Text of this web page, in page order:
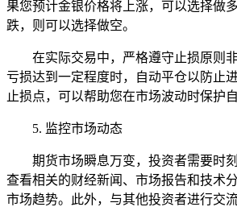
果您预计金银价格将上涨，可以选择做
跌，则可以选择做空。
在实际交易中，严格遵守止损原则
亏损达到一定程度时，自动平仓以防止
止损点，可以帮助您在市场波动时保护
5. 监控市场动态
期货市场瞬息万变，投资者需要时
查看相关的财经新闻、市场报告和技术
市场趋势。此外，与其他投资者进行交